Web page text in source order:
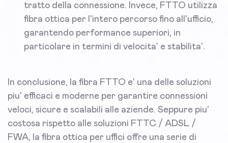
tratto della connessione. Invece, FTTO utilizza
fibra ottica per l'intero percorso fino all'ufficio,
garantendo performance superiori, in
particolare in termini di velocita' e stabilita'.
In conclusione, la fibra FTTO e' una delle soluzioni
piu' efficaci e moderne per garantire connessioni
veloci, sicure e scalabili alle aziende. Seppure piu'
costosa rispetto alle soluzioni FTTC / ADSL /
FWA, la fibra ottica per uffici offre una serie di